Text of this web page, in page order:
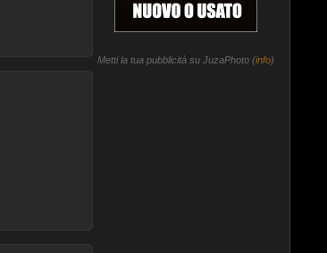
Metti la tua pubblicità su JuzaPhoto (info)